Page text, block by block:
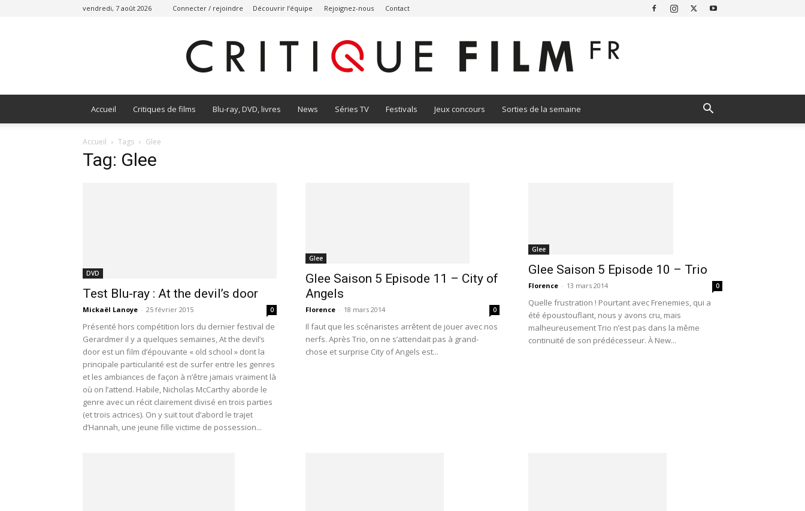
vendredi, 7 août 2026 Connecter / rejoindre Découvrir l’équipe Rejoignez-nous Contact
Accueil Critiques de films Blu-ray, DVD, livres News Séries TV Festivals Jeux concours Sorties de la semaine
Accueil Tags Glee
Tag: Glee
DVD
Test Blu-ray : At the devil’s door
Mickaël Lanoye - 25 février 2015 0
Présenté hors compétition lors du dernier festival de
Gerardmer il y a quelques semaines, At the devil’s
door est un film d’épouvante « old school » dont la
principale particularité est de surfer entre les genres
et les ambiances de façon à n’être jamais vraiment là
où on l’attend. Habile, Nicholas McCarthy aborde le
genre avec un récit clairement divisé en trois parties
(et trois actrices). On y suit tout d’abord le trajet
d’Hannah, une jeune fille victime de possession...
Glee
Glee Saison 5 Episode 11 – City of
Angels
Florence - 18 mars 2014 0
Il faut que les scénaristes arrêtent de jouer avec nos
nerfs. Après Trio, on ne s’attendait pas à grand-
chose et surprise City of Angels est...
Glee
Glee Saison 5 Episode 10 – Trio
Florence - 13 mars 2014 0
Quelle frustration ! Pourtant avec Frenemies, qui a
été époustouflant, nous y avons cru, mais
malheureusement Trio n’est pas dans la même
continuité de son prédécesseur. À New...